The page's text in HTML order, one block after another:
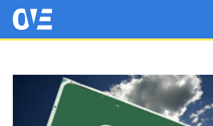
Saltar al contenido principal
OtrasVocesenEducacion.org